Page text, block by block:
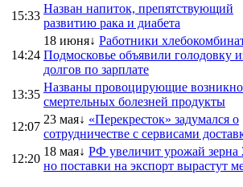
15:33
Назван напиток, препятствующий
развитию рака и диабета
14:24
18 июня↓ Работники
Подмосковье объявили голодовку
долгов по зарплате
13:35
Названы провоцирующие
смертельных болезней продукты
12:07
23 мая↓ «Перекресток» задумался о
сотрудничестве с сервисами
12:20
18 мая↓ РФ увеличит урожай зерна
но поставки на экспорт вырастут